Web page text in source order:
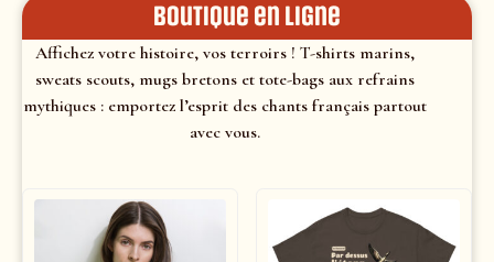
Boutique en ligne
Affichez votre histoire, vos terroirs ! T-shirts marins,
sweats scouts, mugs bretons et tote-bags aux refrains
mythiques : emportez l’esprit des chants français partout
avec vous.